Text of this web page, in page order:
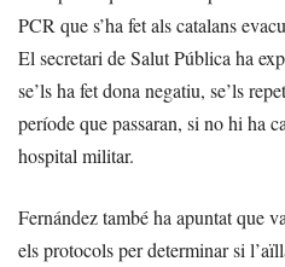
PCR que s’ha fet als catalans
El secretari de Salut Pública ha
se’ls ha fet dona negatiu, se’ls
període que passaran, si no hi ha
hospital militar.
Fernández també ha apuntat que
els protocols per determinar si